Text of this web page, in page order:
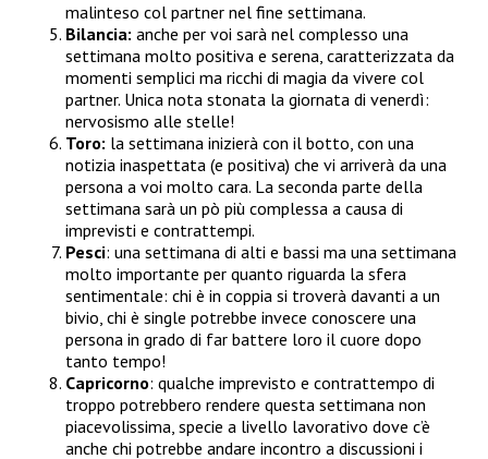
malinteso col partner nel fine settimana.
Bilancia: anche per voi sarà nel complesso una
settimana molto positiva e serena, caratterizzata da
momenti semplici ma ricchi di magia da vivere col
partner. Unica nota stonata la giornata di venerdì:
nervosismo alle stelle!
Toro: la settimana inizierà con il botto, con una
notizia inaspettata (e positiva) che vi arriverà da una
persona a voi molto cara. La seconda parte della
settimana sarà un pò più complessa a causa di
imprevisti e contrattempi.
Pesci: una settimana di alti e bassi ma una settimana
molto importante per quanto riguarda la sfera
sentimentale: chi è in coppia si troverà davanti a un
bivio, chi è single potrebbe invece conoscere una
persona in grado di far battere loro il cuore dopo
tanto tempo!
Capricorno: qualche imprevisto e contrattempo di
troppo potrebbero rendere questa settimana non
piacevolissima, specie a livello lavorativo dove c’è
anche chi potrebbe andare incontro a discussioni i